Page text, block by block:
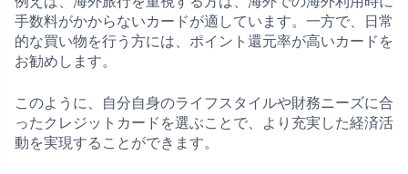
手数料がかからないカードが適しています。一方で、日常
的な買い物を行う方には、ポイント還元率が高いカードを
お勧めします。
このように、自分自身のライフスタイルや財務ニーズに合
ったクレジットカードを選ぶことで、より充実した経済活
動を実現することができます。